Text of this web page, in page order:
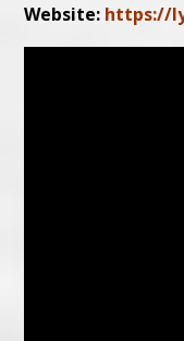
Website: https://